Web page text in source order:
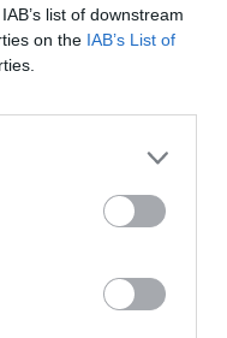
list of downstream
on the IAB’s List of
pubblicitàCl
Pubblicità